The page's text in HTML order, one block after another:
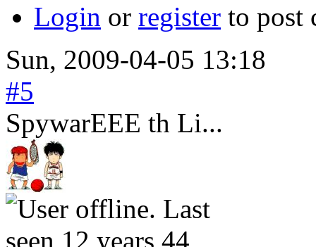
Login or register to post
Sun, 2009-04-05 13:18
#5
SpywarEEE th Li...